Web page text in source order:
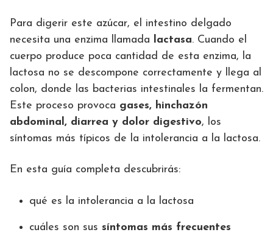
Para digerir este azúcar, el intestino delgado
necesita una enzima llamada
lactasa. Cuando el
cuerpo produce poca cantidad de esta enzima, la
lactosa no se descompone correctamente y llega al
colon, donde las bacterias intestinales la fermentan.
Este proceso provoca gases, hinchazón
abdominal, diarrea y dolor digestivo, los
síntomas más típicos de la intolerancia a la lactosa.
En esta guía completa descubrirás:
qué es la intolerancia a la lactosa
cuáles son sus síntomas más frecuentes